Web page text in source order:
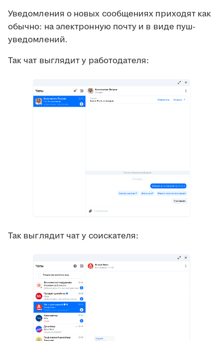
Уведомления о новых сообщениях приходят как
обычно: на электронную почту и в виде пуш-
уведомлений.
Так чат выглядит у работодателя:
Так выглядит чат у соискателя: